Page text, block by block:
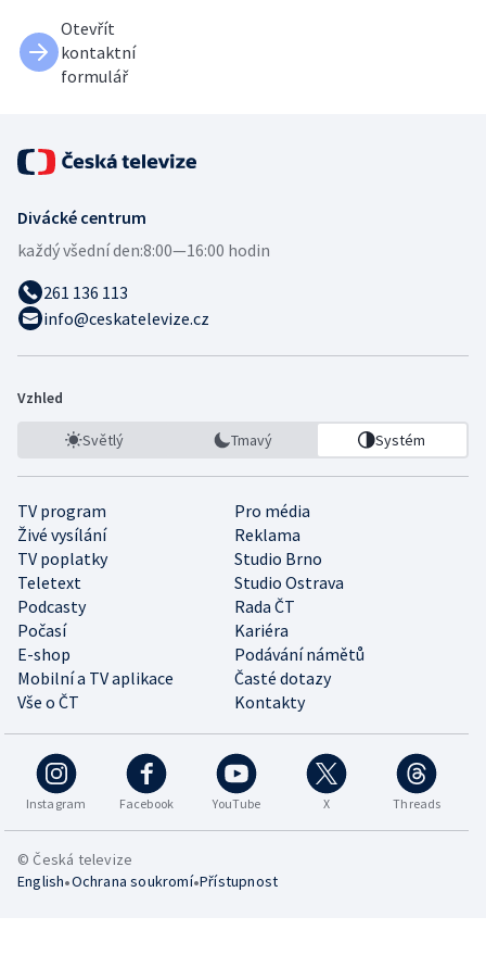
Otevřít
kontaktní
formulář
Divácké centrum
každý všední den:8:00—16:00 hodin
261 136 113
info@ceskatelevize.cz
Vzhled
Světlý Tmavý Systém
TV program
Pro média
Živé vysílání
Reklama
TV poplatky
Studio Brno
Teletext
Studio Ostrava
Podcasty
Rada ČT
Počasí
Kariéra
E-shop
Podávání námětů
Mobilní a TV aplikace
Časté dotazy
Vše o ČT
Kontakty
Instagram Facebook YouTube X Threads
© Česká televize
English•Ochrana soukromí•Přístupnost